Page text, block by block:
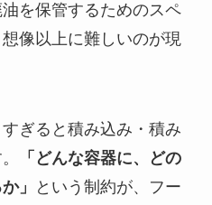
を保管するためのスペ
像以上に難しいのが現
ぎると積み込み・積み
「どんな容器に、どの
」
という制約が、フー